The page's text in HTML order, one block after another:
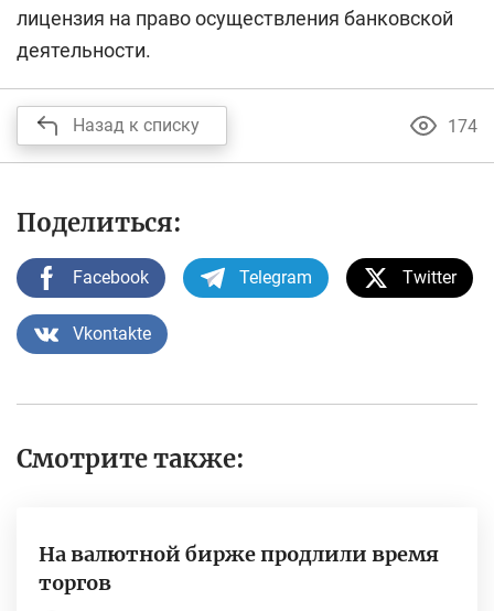
лицензия на право осуществления банковской
деятельности.
Назад к списку 174
Поделиться:
Facebook Telegram Twitter
Vkontakte
Смотрите также:
На валютной бирже продлили время
торгов